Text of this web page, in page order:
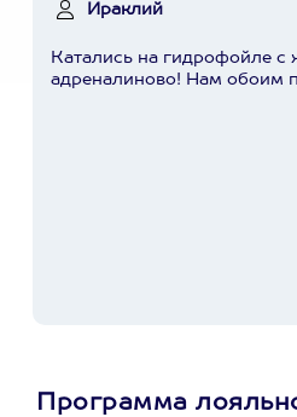
Ираклий
Катались на гидрофойле с
адреналиново! Нам обоим
Программа